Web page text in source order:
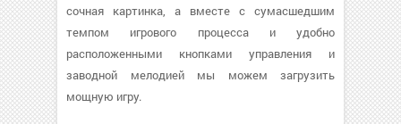
сочная картинка, а вместе с сумасшедшим
темпом игрового процесса и удобно
расположенными кнопками управления и
заводной мелодией мы можем загрузить
мощную игру.